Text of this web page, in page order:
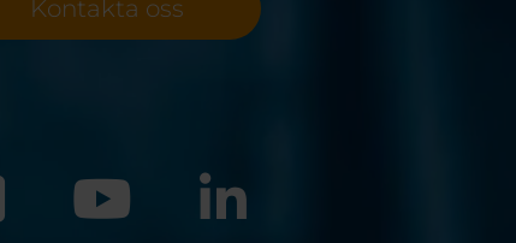
Kontakta oss